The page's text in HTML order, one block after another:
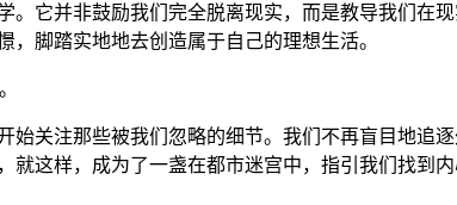
。它并非鼓励我们完全脱离现实，而是教导我们在
脚踏实地地去创造属于自己的理想生活。
始关注那些被我们忽略的细节。我们不再盲目地追
就这样，成为了一盏在都市迷宫中，指引我们找